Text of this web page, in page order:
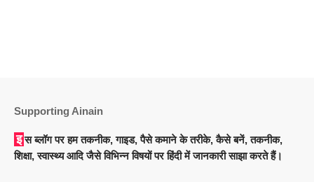
Supporting Ainain
इस ब्लॉग पर हम तकनीक, गाइड, पैसे कमाने के तरीके, कैसे बनें, तकनीक,
शिक्षा, स्वास्थ्य आदि जैसे विभिन्न विषयों पर हिंदी में जानकारी साझा करते हैं।